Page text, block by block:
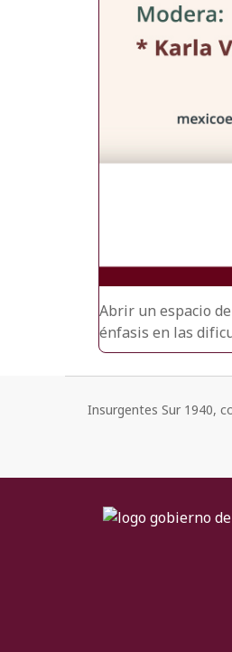
Abrir un espacio
énfasis en las
Insurgentes Sur 1940,